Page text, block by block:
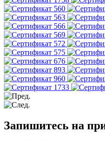
Запишитесь на